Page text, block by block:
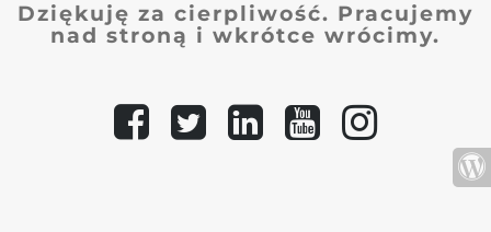
Dziękuję za cierpliwość. Pracujemy
nad stroną i wkrótce wrócimy.